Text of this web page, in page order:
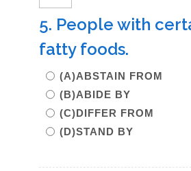
5. People with
fatty foods.
(A)ABSTAIN FROM
(B)ABIDE BY
(C)DIFFER FROM
(D)STAND BY